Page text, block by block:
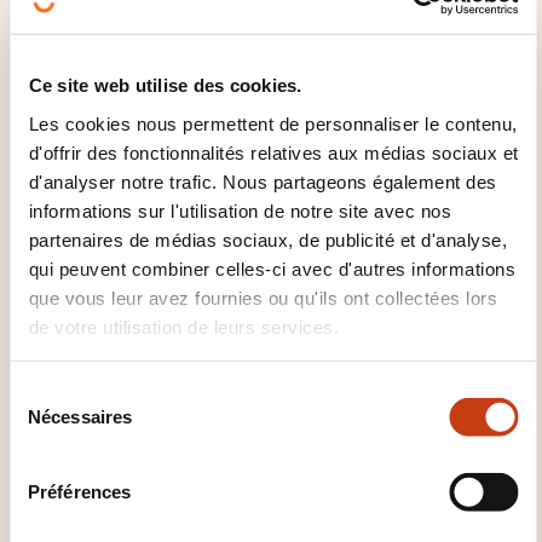
Ce site web utilise des cookies.
Les cookies nous permettent de personnaliser le contenu,
d'offrir des fonctionnalités relatives aux médias sociaux et
d'analyser notre trafic. Nous partageons également des
informations sur l'utilisation de notre site avec nos
partenaires de médias sociaux, de publicité et d'analyse,
qui peuvent combiner celles-ci avec d'autres informations
que vous leur avez fournies ou qu'ils ont collectées lors
de votre utilisation de leurs services.
Nécessaires
Préférences
LU
Säi Selbstvertraue
stäerken (C5036)
BLENDED-LEARNING
Développement personnel et
professionnel - Efficacité